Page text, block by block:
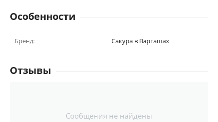
Особенности
Бренд: Сакура в Варгашах
Отзывы
Сообщения не найдены